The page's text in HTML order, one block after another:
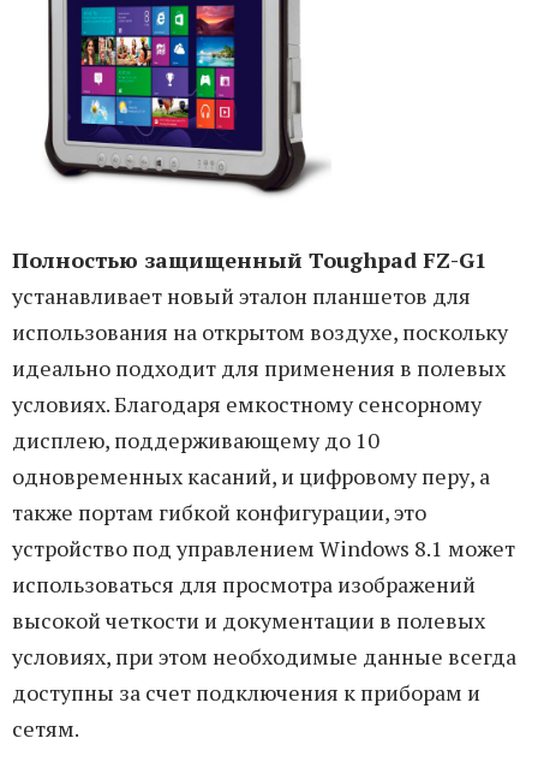
Полностью защищенный Toughpad FZ-G1
устанавливает новый эталон планшетов для
использования на открытом воздухе, поскольку
идеально подходит для применения в полевых
условиях. Благодаря емкостному сенсорному
дисплею, поддерживающему до 10
одновременных касаний, и цифровому перу, а
также портам гибкой конфигурации, это
устройство под управлением Windows 8.1 может
использоваться для просмотра изображений
высокой четкости и документации в полевых
условиях, при этом необходимые данные всегда
доступны за счет подключения к приборам и
сетям.